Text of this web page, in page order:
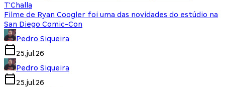
T'Challa
Filme de Ryan Coogler foi uma das novidades do estúdio na
San Diego Comic-Con
Pedro Siqueira
25.jul.26
Pedro Siqueira
25.jul.26